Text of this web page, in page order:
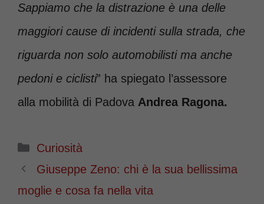
Sappiamo che la distrazione è una delle
maggiori cause di incidenti sulla strada, che
riguarda non solo automobilisti ma anche
pedoni e ciclisti” ha spiegato l’assessore
alla mobilità di Padova Andrea Ragona.
Categorie
Curiosità
Giuseppe Zeno: chi è la sua bellissima
moglie e cosa fa nella vita